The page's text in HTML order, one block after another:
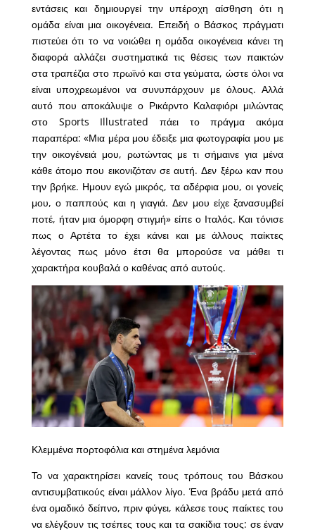
εντάσεις και δημιουργεί την υπέροχη αίσθηση ότι η
ομάδα είναι μια οικογένεια. Επειδή ο Βάσκος πράγματι
πιστεύει ότι το να νοιώθει η ομάδα οικογένεια κάνει τη
διαφορά αλλάζει συστηματικά τις θέσεις των παικτών
στα τραπέζια στο πρωϊνό και στα γεύματα, ώστε όλοι να
είναι υποχρεωμένοι να συνυπάρχουν με όλους. Αλλά
αυτό που αποκάλυψε ο Ρικάρντο Καλαφιόρι μιλώντας
στο Sports Illustrated πάει το πράγμα ακόμα
παραπέρα: «Μια μέρα μου έδειξε μια φωτογραφία μου με
την οικογένειά μου, ρωτώντας με τι σήμαινε για μένα
κάθε άτομο που εικονιζόταν σε αυτή. Δεν ξέρω καν που
την βρήκε. Ημουν εγώ μικρός, τα αδέρφια μου, οι γονείς
μου, ο παππούς και η γιαγιά. Δεν μου είχε ξανασυμβεί
ποτέ, ήταν μια όμορφη στιγμή» είπε ο Ιταλός. Και τόνισε
πως ο Αρτέτα το έχει κάνει και με άλλους παίκτες
λέγοντας πως μόνο έτσι θα μπορούσε να μάθει τι
χαρακτήρα κουβαλά ο καθένας από αυτούς.
Κλεμμένα πορτοφόλια και στημένα λεμόνια
Το να χαρακτηρίσει κανείς τους τρόπους του Βάσκου
αντισυμβατικούς είναι μάλλον λίγο. Ένα βράδυ μετά από
ένα ομαδικό δείπνο, πριν φύγει, κάλεσε τους παίκτες του
να ελέγξουν τις τσέπες τους και τα σακίδια τους: σε έναν